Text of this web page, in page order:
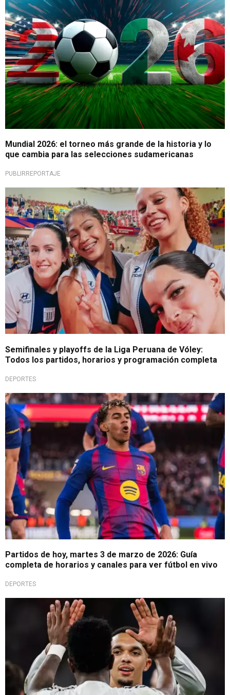
Mundial 2026: el torneo más grande de la historia y lo
que cambia para las selecciones sudamericanas
PUBLIRREPORTAJE
Imperdible
Semifinales y playoffs de la Liga Peruana de Vóley:
Todos los partidos, horarios y programación completa
DEPORTES
Agenda futbolera
Partidos de hoy, martes 3 de marzo de 2026: Guía
completa de horarios y canales para ver fútbol en vivo
DEPORTES
Agenda futbolera